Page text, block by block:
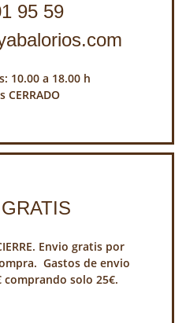
95 59
10.00 a 18.00 h
CERRADO
Envio gratis por
Gastos de envio
solo 25€.